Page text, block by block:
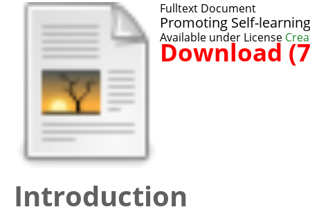
Fulltext Document
Promoting Self-
Available under License
Download
Introduction